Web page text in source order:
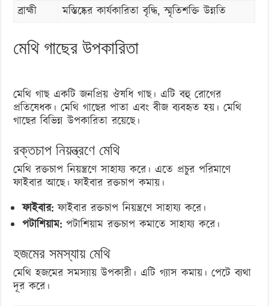
ব্রাহ্মী
মস্তিষ্কের কার্যকারিতা বৃদ্ধি, স্মৃতিশক্তি উন্নতি
মেথি গাছের উপকারিতা
মেথি গাছ একটি জনপ্রিয় ঔষধি গাছ। এটি বহু রোগের
প্রতিষেধক। মেথি গাছের পাতা এবং বীজ ব্যবহৃত হয়। মেথি
গাছের বিভিন্ন উপকারিতা রয়েছে।
রক্তচাপ নিয়ন্ত্রণে মেথি
মেথি রক্তচাপ নিয়ন্ত্রণে সাহায্য করে। এতে প্রচুর পরিমাণে
ফাইবার আছে। ফাইবার রক্তচাপ কমায়।
ফাইবার: ফাইবার রক্তচাপ নিয়ন্ত্রণে সাহায্য করে।
পটাশিয়াম: পটাশিয়াম রক্তচাপ কমাতে সাহায্য করে।
হজমের সমস্যায় মেথি
মেথি হজমের সমস্যায় উপকারী। এটি গ্যাস কমায়। পেটে ব্যথা
দূর করে।